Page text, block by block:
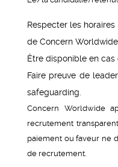
Respecter les
de Concern
Être disponible en cas
Faire preuve de
safeguarding.
Concern Worldwide
recrutement
paiement ou faveur ne
de recrutement.